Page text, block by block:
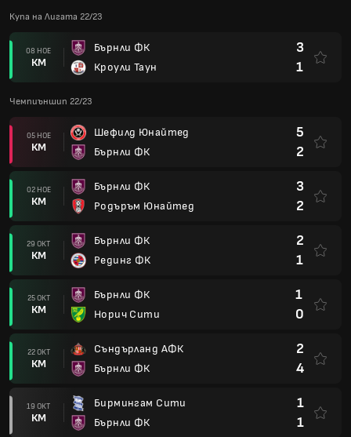
Купа на Лигата 22/23
08 НОЕ
КМ
Бърнли ФК
Кроули Таун
3
1
Чемпиъншип 22/23
05 НОЕ
КМ
Шефилд Юнайтед
Бърнли ФК
5
2
02 НОЕ
КМ
Бърнли ФК
Родъръм Юнайтед
3
2
29 ОКТ
КМ
Бърнли ФК
Рединг ФК
2
1
25 ОКТ
КМ
Бърнли ФК
Норич Сити
1
0
22 ОКТ
КМ
Съндърланд АФК
Бърнли ФК
2
4
19 ОКТ
КМ
Бирмингам Сити
Бърнли ФК
1
1